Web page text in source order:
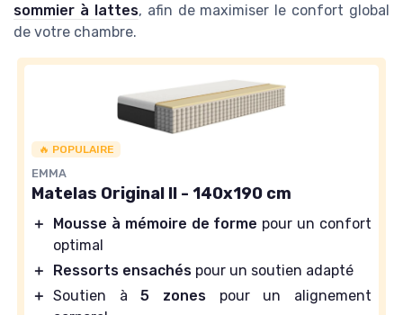
sommier à lattes, afin de maximiser le confort global
de votre chambre.
🔥 POPULAIRE
EMMA
Matelas Original II - 140x190 cm
＋ Mousse à mémoire de forme pour un confort
optimal
＋
Ressorts ensachés pour un soutien adapté
＋ Soutien à5 zones pour un alignement